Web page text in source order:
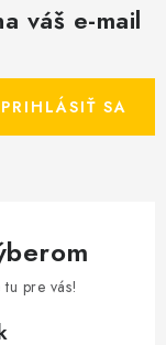
váš e-mail
PRIHLÁSIŤ SA
pre vás!